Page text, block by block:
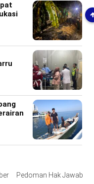
Pedoman Hak Jawab